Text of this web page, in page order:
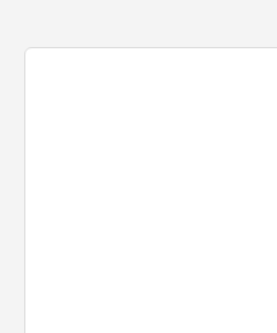
む）に関して、一切の